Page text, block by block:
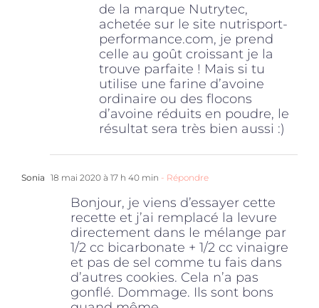
de la marque Nutrytec,
achetée sur le site nutrisport-
performance.com, je prend
celle au goût croissant je la
trouve parfaite ! Mais si tu
utilise une farine d’avoine
ordinaire ou des flocons
d’avoine réduits en poudre, le
résultat sera très bien aussi :)
Sonia 18 mai 2020 à 17 h 40 min - Répondre
Bonjour, je viens d’essayer cette
recette et j’ai remplacé la levure
directement dans le mélange par
1/2 cc bicarbonate + 1/2 cc vinaigre
et pas de sel comme tu fais dans
d’autres cookies. Cela n’a pas
gonflé. Dommage. Ils sont bons